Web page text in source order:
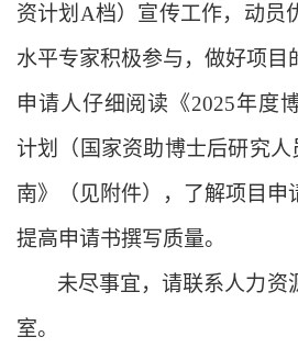
资计划 A档）宣传工作，动员
水平专家积极参与，做好项目
申请人仔细阅读《2025年度
计划（国家资助博士后研究人
南》（见附件），了解项目申
提高申请书撰写质量。
未尽事宜，请联系人力资
室。